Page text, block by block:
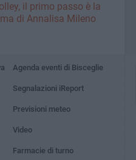
il primo passo è la
di Annalisa Mileno
Agenda eventi di Bisceglie
Segnalazioni iReport
Previsioni meteo
Video
Farmacie di turno